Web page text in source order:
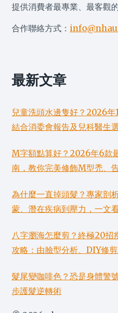
提供消費者最專業、最客觀
合作聯絡方式：
最新文章
兒童洗頭水邊隻好？2026年
結合消委會報告及兒科醫生
M字額點算好？2026年6款
南，教你完美修飾M型禿、
為什麼一直掉頭髮？專家剖
蒙、潛在疾病到壓力，一文
八字瀏海怎麼剪？終極20招
攻略：由臉型分析、DIY修
髮尾變咖啡色？恐是身體警
步護髮逆轉術